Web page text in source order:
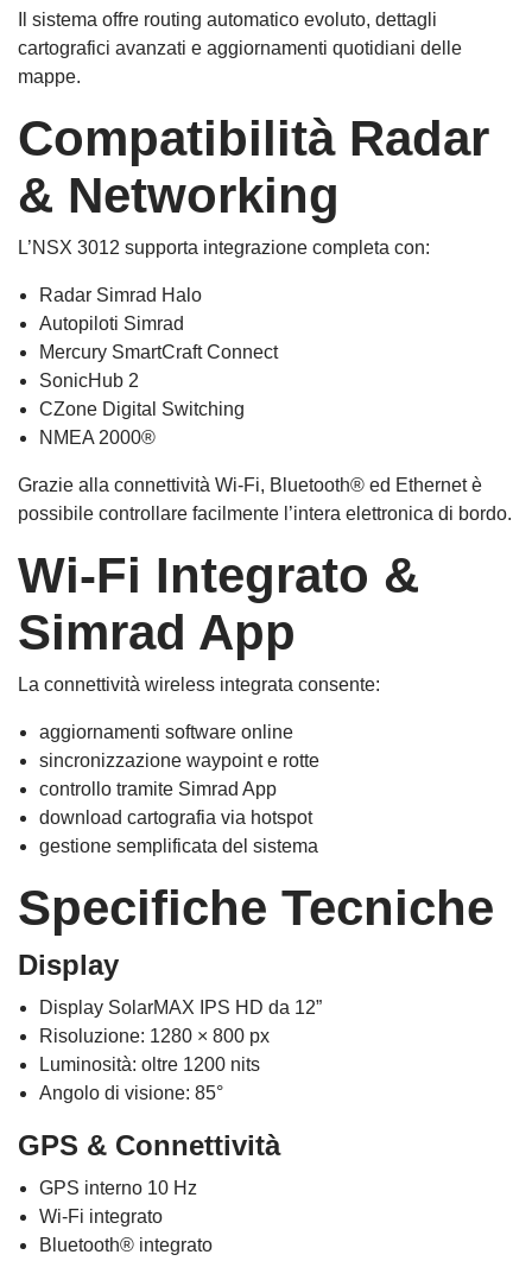
Il sistema offre routing automatico evoluto, dettagli
cartografici avanzati e aggiornamenti quotidiani delle
mappe.
Compatibilità Radar
& Networking
L’NSX 3012 supporta integrazione completa con:
Radar Simrad Halo
Autopiloti Simrad
Mercury SmartCraft Connect
SonicHub 2
CZone Digital Switching
NMEA 2000®
Grazie alla connettività Wi-Fi, Bluetooth® ed Ethernet è
possibile controllare facilmente l’intera elettronica di bordo.
Wi-Fi Integrato &
Simrad App
La connettività wireless integrata consente:
aggiornamenti software online
sincronizzazione waypoint e rotte
controllo tramite Simrad App
download cartografia via hotspot
gestione semplificata del sistema
Specifiche Tecniche
Display
Display SolarMAX IPS HD da 12”
Risoluzione: 1280 × 800 px
Luminosità: oltre 1200 nits
Angolo di visione: 85°
GPS & Connettività
GPS interno 10 Hz
Wi-Fi integrato
Bluetooth® integrato